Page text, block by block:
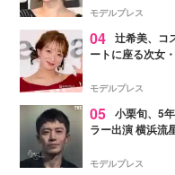
モデルプレス
04 辻希美、コ
ートに座る次女
ぎ」「成長を感じ
モデルプレス
05 小栗旬、5
ラー出演 横浜流
モデルプレス